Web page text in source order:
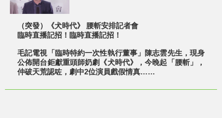
（突發）《犬時代》 腰斬安排記者會
臨時直播記招！臨時直播記招！
毛記電視「臨時特約一次性執行董事」陳志雲先生，現身
公佈開台鉅獻重頭師奶劇《犬時代》，今晚起「腰斬」，
仲破天荒認咗，劇中2位演員戲假情真……